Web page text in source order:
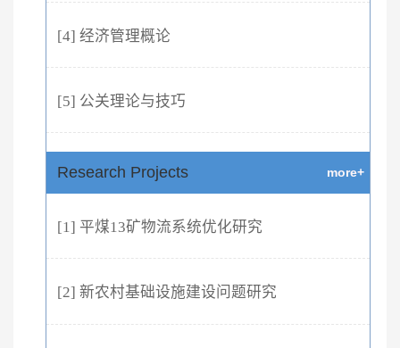
[4] 经济管理概论
[5] 公关理论与技巧
Research Projects more+
[1] 平煤13矿物流系统优化研究
[2] 新农村基础设施建设问题研究